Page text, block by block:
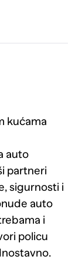
kućama
auto
partneri
sigurnosti i
auto
i
policu